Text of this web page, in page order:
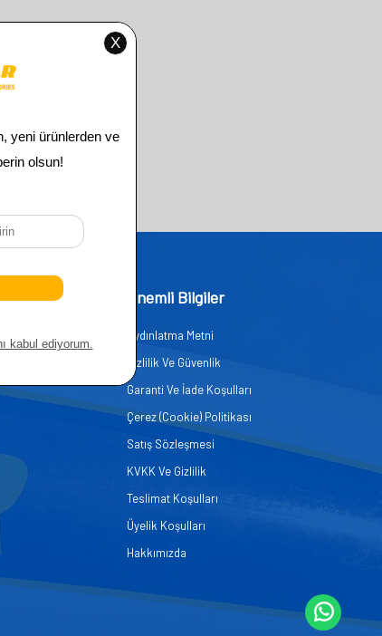
Önemli Bilgiler
Aydınlatma Metni
Gizlilik Ve Güvenlik
Garanti Ve İade Koşulları
Çerez (Cookie) Politikası
Satış Sözleşmesi
KVKK Ve Gizlilik
Teslimat Koşulları
Üyelik Koşulları
Hakkımızda